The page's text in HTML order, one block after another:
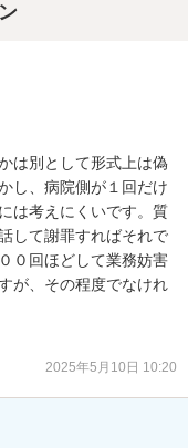
は別として形式上は偽
し、病院側が１回だけ
は考えにくいです。質
して謝罪すればそれで
０回ほどして業務妨害
が、その程度でなけれ
2025年5月10日 10:20